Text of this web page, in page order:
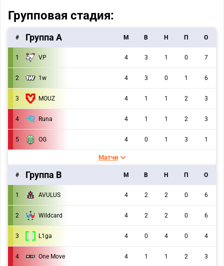
Групповая стадия:
# Группа А M В Н П О
1 VP 4 3 1 0 7
2 1w 4 3 0 1 6
3 MOUZ 4 1 1 2 3
4 Runa 4 1 1 2 3
5 OG 4 0 1 3 1
Матчи
# Группа B M В Н П О
1 AVULUS 4 2 2 0 6
2 Wildcard 4 2 2 0 6
3 L1ga 4 0 4 0 4
4 One Move 4 1 1 2 3